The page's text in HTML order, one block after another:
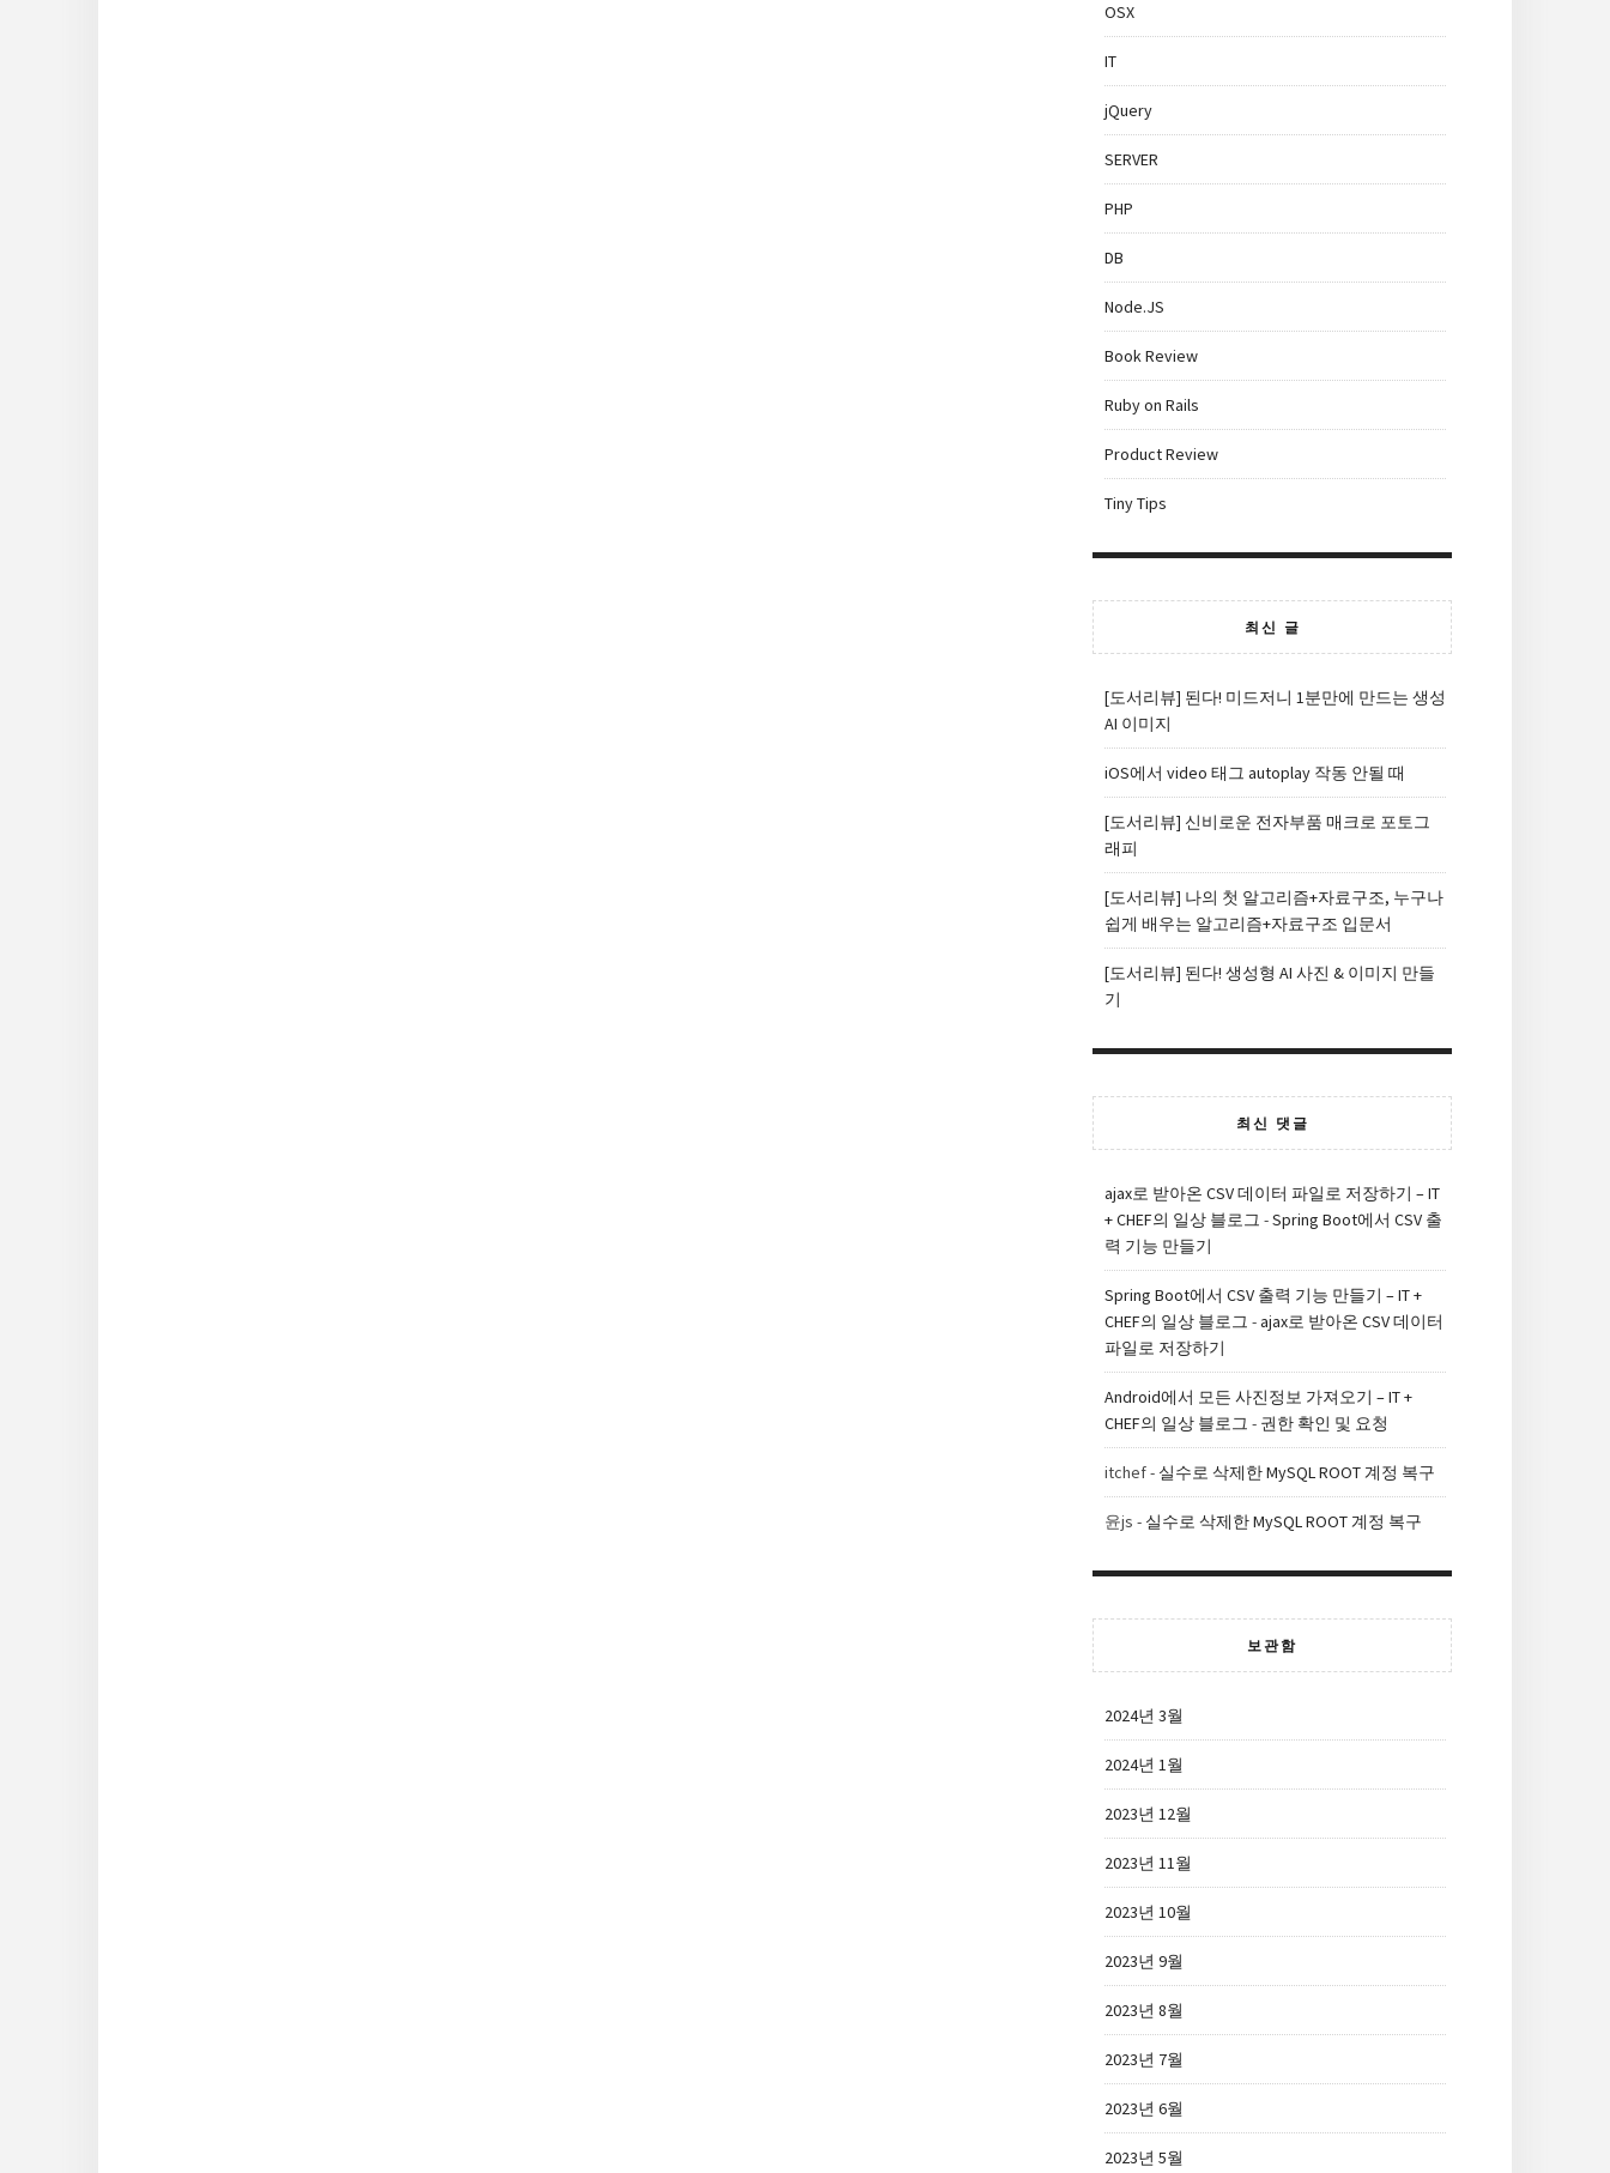
OSX
IT
jQuery
SERVER
PHP
DB
Node.JS
Book Review
Ruby on Rails
Product Review
Tiny Tips
최신 글
[도서리뷰] 된다! 미드저니 1분만에 만드는 생성
AI 이미지
iOS에서 video 태그 autoplay 작동 안될 때
[도서리뷰] 신비로운 전자부품 매크로 포토그
래피
[도서리뷰] 나의 첫 알고리즘+자료구조, 누구나
쉽게 배우는 알고리즘+자료구조 입문서
[도서리뷰] 된다! 생성형 AI 사진 & 이미지 만들
기
최신 댓글
ajax로 받아온 CSV 데이터 파일로 저장하기 – IT
+ CHEF의 일상 블로그 -Spring Boot에서 CSV 출
력 기능 만들기
Spring Boot에서 CSV 출력 기능 만들기 – IT +
CHEF의 일상 블로그 -ajax로 받아온 CSV 데이터
파일로 저장하기
Android에서 모든 사진정보 가져오기 – IT +
CHEF의 일상 블로그 - 권한 확인 및 요청
itchef- 실수로 삭제한 MySQL ROOT 계정 복구
윤js - 실수로 삭제한 MySQL ROOT 계정 복구
보관함
2024년 3월
2024년 1월
2023년 12월
2023년 11월
2023년 10월
2023년 9월
2023년 8월
2023년 7월
2023년 6월
2023년 5월